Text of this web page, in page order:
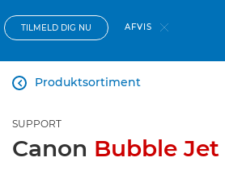
TILMELD DIG NU AFVIS
Produktsortiment

SUPPORT
Canon Bubble Jet